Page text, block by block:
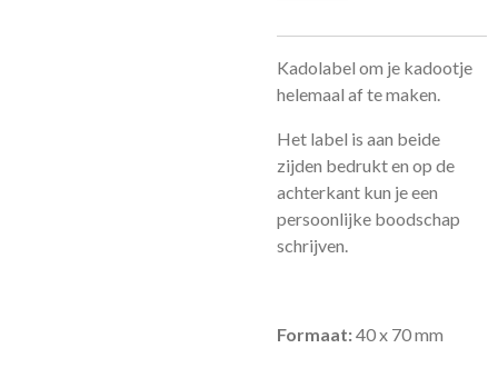
Kadolabel om je kadootje
helemaal af te maken.
Het label is aan beide
zijden bedrukt en op de
achterkant kun je een
persoonlijke boodschap
schrijven.
Formaat:40 x 70 mm